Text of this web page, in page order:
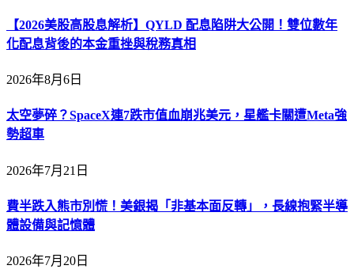
【2026美股高股息解析】QYLD 配息陷阱大公開！雙位數年
化配息背後的本金重挫與稅務真相
2026年8月6日
太空夢碎？SpaceX連7跌市值血崩兆美元，星艦卡關遭Meta強
勢超車
2026年7月21日
費半跌入熊市別慌！美銀揭「非基本面反轉」，長線抱緊半導
體設備與記憶體
2026年7月20日